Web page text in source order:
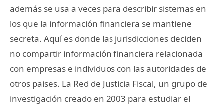
además se usa a veces para describir sistemas en
los que la información financiera se mantiene
secreta. Aquí es donde las jurisdicciones deciden
no compartir información financiera relacionada
con empresas e individuos con las autoridades de
otros paises. La Red de Justicia Fiscal, un grupo de
investigación creado en 2003 para estudiar el